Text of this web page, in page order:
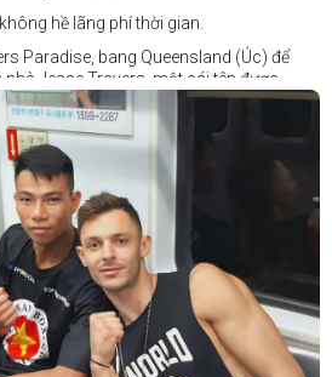
hề lãng phí thời gian.
Paradise, bang Queensland (Úc) để
Jesse Travers, một cái tên được
vẫn chưa nhận được sự chú ý tương
dư rất đáng nể và từ lâu đã được
năng. Trong quá khứ, anh từng có những
thủ chất lượng như Clay Waterman
Travers trở lại thi đấu vào tháng 4 năm
tượng mạnh khi hạ gục Blake Payne
đây, anh sẽ hướng tới việc nối dài đà
vị khách đến từ Papua New Guinea.
ngại thử thách phía trước.